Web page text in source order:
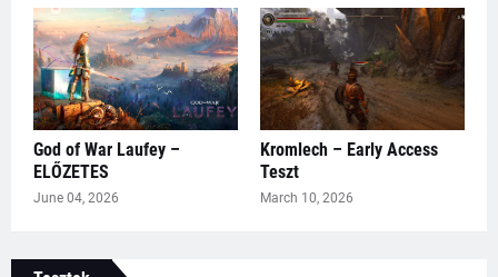
God of War Laufey –
ELŐZETES
June 04, 2026
Kromlech – Early Access
Teszt
March 10, 2026